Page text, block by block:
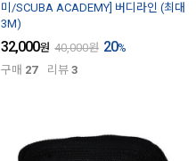
미/SCUBA ACADEMY] 버디라인 (최대
3M)
32,000원 40,000원 20%
구매 27 리뷰 3